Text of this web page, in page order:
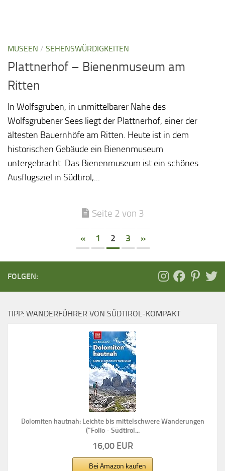
MUSEEN / SEHENSWÜRDIGKEITEN
Plattnerhof – Bienenmuseum am
Ritten
In Wolfsgruben, in unmittelbarer Nähe des
Wolfsgrubener Sees liegt der Plattnerhof, einer der
ältesten Bauernhöfe am Ritten. Heute ist in dem
historischen Gebäude ein Bienenmuseum
untergebracht. Das Bienenmuseum ist ein schönes
Ausflugsziel in Südtirol,...
Seite 2 von 3
« 1 2 3 »
FOLGEN:
TIPP: WANDERFÜHRER VON SÜDTIROL-KOMPAKT
Dolomiten hautnah: Leichte bis mittelschwere Wanderungen
("Folio - Südtirol...
16,00 EUR
Bei Amazon kaufen